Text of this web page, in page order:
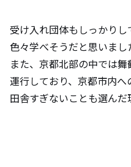
受け入れ団体もしっかり
色々学べそうだと思いまし
また、京都北部の中では
運行しており、京都市内へ
田舎すぎないことも選んだ